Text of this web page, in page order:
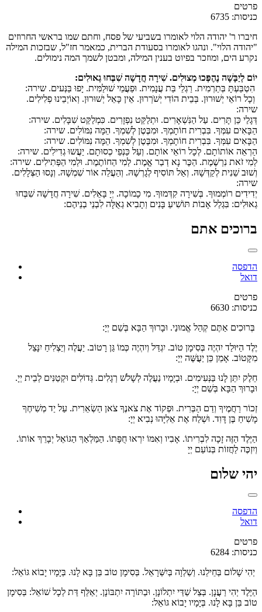
פרטים
כניסות: 6735
חיברו ר' יהודה הלוי לאומרו בשביעי של פסח, וחתם שמו בראשי החרוזים
"יהודה הלוי". ונהגו לאומרו בסעודת הברית, כמאמר חז"ל, שבזכות המילה
נקרע הים, ומוזכר בפיוט בענין המילה, ומבטן לשמך המה נימולים.
יוֹם לְיַבָּשָׁה נֶהֶפְּכוּ מְצוּלִים. שִׁירָה חֲדָשָׁה שִׁבְּחוּ גְאוּלִים:
הִטְבַּעְתָּ בְּתַרְמִית. רַגְלֵי בַּת עֲנָמִית. וּפַעֲמֵי שׁוּלַמִּית. יָפוּ בַּנְּעים. שירה:
וְכָל רוֹאֵי יְשׁוּרוּן. בְּבֵית הוֹדִי יְשֹׁרְרוּן. אֵין כָּאֵל יְשׁוּרוּן. וְאוֹיְבֵינוּ פְלִילִים.
שירה:
דְּגָלַי כֵּן תָּרִים. עַל הַנִּשְׁאָרִים. וּתְלַקֵּט נִפְזָרִים. כִּמְלַקֵּט שִׁבָּלִים. שירה:
הַבָּאִים עִמְּךָ. בִּבְרִית חוֹתָמְךָ. וּמִבֶּטֶן לְשִׁמְךָ. הֵמָּה נִמּוֹלִים. שירה:
הַבָּאִים עִמְּךָ. בִּבְרִית חוֹתָמְךָ. וּמִבֶּטֶן לְשִׁמְךָ. הֵמָּה נִמּוֹלִים. שירה:
הַרְאֵה אוֹתוֹתָם. לְכָל רוֹאֵי אוֹתָם. וְעַל כַּנְפֵי כְסוּתָם. יַעֲשוּ גְדִילִים. שירה:
לְמִי זֹאת נִרְשֶׁמֶת. הַכֶּר נָא דְבַר אֱמֶת. לְמִי הַחוֹתֶמֶת. וּלְמִי הַפְּתִילִים. שירה:
וְשׁוּב שֵׁנִית לְקַדְּשָׁהּ. וְאַל תּוֹסִיף לְגָרְשָׁהּ. וְהַעֲלֵה אוֹר שִׁמְשָׁהּ. וְנָסוּ הַצְּלָלִים.
שירה:
יְדִידִים רוֹמְמוּךָ. בְּשִׁירָה קִדְּמוּךָ. מִי כָמוֹכָה. יְיָ בָּאֵלִים. שִׁירָה חֲדָשָׁה שִׁבְּחוּ
גְאוּלִים: בִּגְלַל אָבוֹת תּוֹשִׁיעַ בָּנִים וְתָבִיא גְאֻלָּה לִבְנֵי בְנֵיהֶם:
ברוכים אתם
הדפסה
דואל
פרטים
כניסות: 6630
בְּרוּכִים אַתֶּם קְהַל אֱמוּנַי. וּבָרוּךְ הַבָּא בְּשֵׁם יְיָ:
יֶלֶד הַיּוּלַד יִהְיֶה בְּסִימָן טוֹב. יִגְדַּל וְיִהְיֶה כְּמוֹ גַּן רָטוֹב. יַעֲלֶה וְיַצְלִיחַ יִנָּצֵל
מִקָּטוֹב. אָמֵן כֵּן יַעֲשֶּׁה יְיָ:
חֵלֶק יִתֵּן לָנוּ בַּנְּעִימִים. וּבְיָמָיו נַעֲלֶה לְשָׁלֹשׁ רְגָלִים. גְּדוֹלִים וּקְטַנִּים לְבֵית יְיָ.
וּבָרוּךְ הַבָּא בְּשֵׁם יְיָ:
זְכוֹר רַחֲמֶיךָ וְדַם הַבְּרִית. וּפְקוֹד אֶת צֹאנֶךָ צֹאן הַשְׂאֵרִית. עַל יַד מְשִׁיחֶךָ
מָשִׁיחַ בֶּן דָּוִד. וּשְׁלַח אֶת אֵלִיָּהוּ נְבִיא יְיָ:
הַיֶּלֶד הַזֶּה זָכָה לִבְרִיתוֹ. אָבִיו וְאִמּוֹ יִרְאוּ חֻפָּתוֹ. הַמַּלְאַךְ הַגּוֹאֵל יְבָרֵךְ אוֹתוֹ.
וְיִזְכֶּה לַחֲזוֹת בְּנוֹעַם יְיָ
יהי שלום
הדפסה
דואל
פרטים
כניסות: 6284
יְהִי שָׁלוֹם בְּחֵילֵנוּ. וְשַׁלְוָה בְּיִשְּׁרָאֵל. בְּסִימָן טוֹב בֵּן בָּא לָנוּ. בְּיָמָיו יָבוֹא גּוֹאֵל:
הַיֶּלֶד יְהִי רַעֲנָן. בְּצֵל שַׁדַּי יִתְלוֹנָן. וּבַתּוֹרָה יִתְבּוֹנָן. יְאַלֵּף דַּת לְכָל שׁוֹאֵל: בְּסִימָן
טוֹב בֵּן בָּא לָנוּ. בְּיָמָיו יָבוֹא גּוֹאֵל: